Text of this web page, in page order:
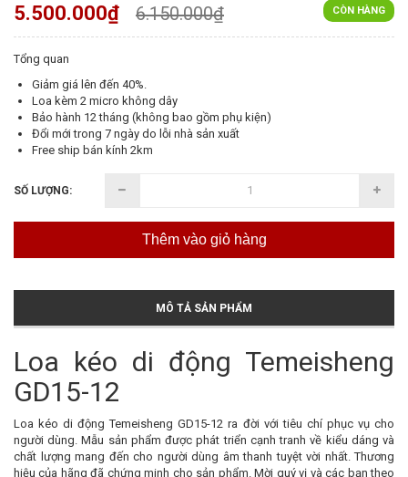
CÒN HÀNG
5.500.000₫ 6.150.000₫
Tổng quan
Giảm giá lên đến 40%.
Loa kèm 2 micro không dây
Bảo hành 12 tháng (không bao gồm phụ kiện)
Đổi mới trong 7 ngày do lỗi nhà sản xuất
Free ship bán kính 2km
SỐ LƯỢNG:
Thêm vào giỏ hàng
MÔ TẢ SẢN PHẨM
Loa kéo di động Temeisheng
GD15-12
Loa kéo di động Temeisheng GD15-12 ra đời với tiêu chí phục vụ cho
người dùng. Mẫu sản phẩm được phát triển cạnh tranh về kiểu dáng và
chất lượng mang đến cho người dùng âm thanh tuyệt vời nhất. Thương
hiệu của hãng đã chứng minh cho sản phẩm. Mời quý vị và các bạn theo